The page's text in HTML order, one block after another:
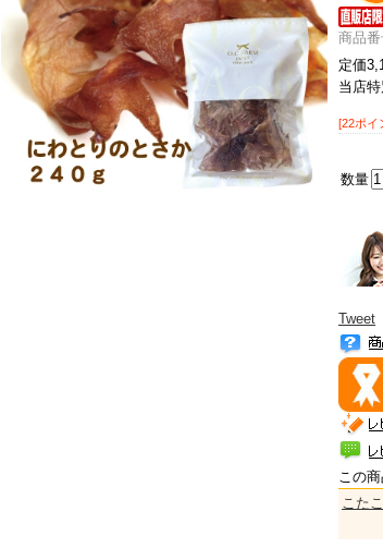
商品
定価
当店
[22ポイ
数量
Tweet
この
こた